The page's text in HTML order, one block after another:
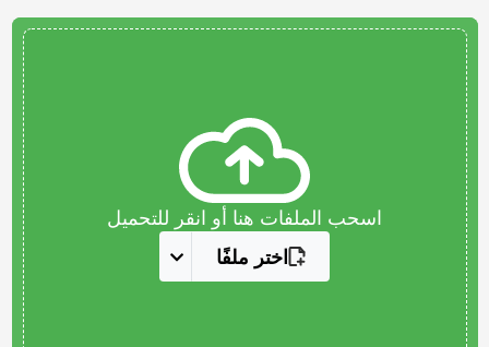
اسحب الملفات هنا أو انقر للتحميل
اختر ملفًا